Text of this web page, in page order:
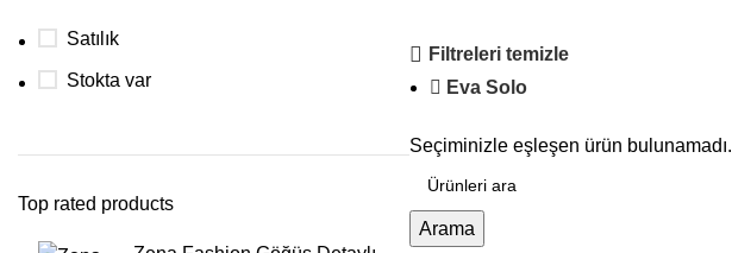
Satılık
Stokta var
Top rated products
Filtreleri temizle
Eva Solo
Seçiminizle eşleşen ürün bulunamadı.
Arama